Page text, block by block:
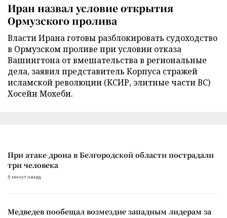
Иран назвал условие открытия
Ормузского пролива
Власти Ирана готовы разблокировать судоходство
в Ормузском проливе при условии отказа
Вашингтона от вмешательства в региональные
дела, заявил представитель Корпуса стражей
исламской революции (КСИР, элитные части ВС)
Хосейн Мохеби.
При атаке дрона в Белгородской области пострадали
три человека
6 минут назад
Медведев пообещал возмездие западным лидерам за